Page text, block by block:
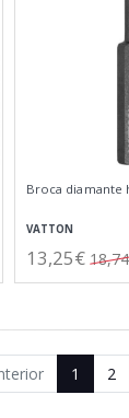
Broca diamante
VATTON
13,25€
1 2